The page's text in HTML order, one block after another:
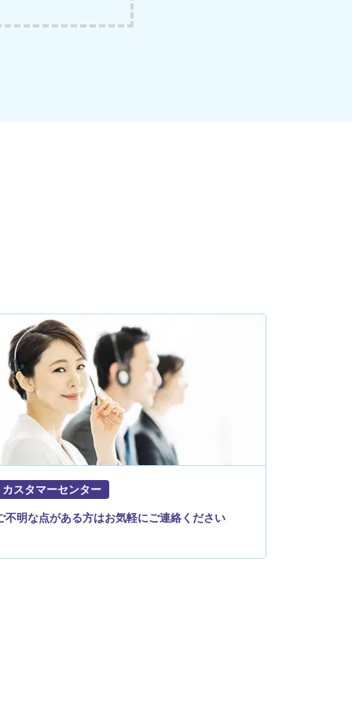
カスタマーセンター
不明な点がある方はお気軽にご連絡ください